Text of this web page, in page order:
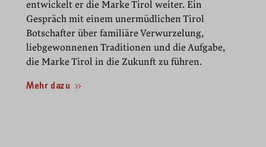
entwickelt er die Marke Tirol weiter. Ein
Gespräch mit einem unermüdlichen Tirol
Botschafter über familiäre Verwurzelung,
liebgewonnenen Traditionen und die Aufgabe,
die Marke Tirol in die Zukunft zu führen.
Mehr dazu